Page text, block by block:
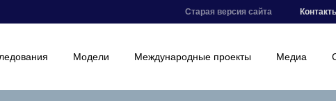
Старая версия сайта
Модели Международные проекты Медиа